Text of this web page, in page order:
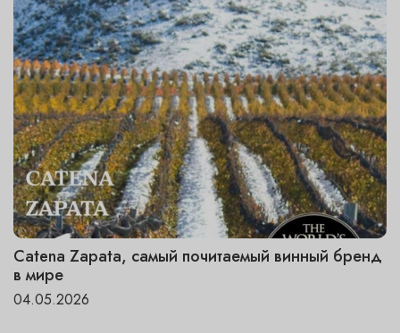
Catena Zapata, самый почитаемый винный бренд
в мире
04.05.2026